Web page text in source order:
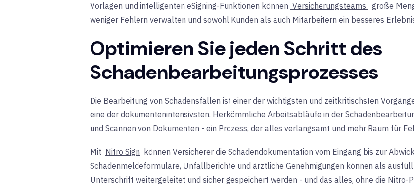
Vorlagen und intelligenten eSigning-Funktionen können Versicherungsteams
große
weniger Fehlern verwalten und sowohl Kunden als auch Mitarbeitern ein besseres
Optimieren Sie jeden Schritt des
Schadenbearbeitungsprozesses
Die Bearbeitung von Schadensfällen ist einer der wichtigsten und zeitkritischsten
eine der dokumentenintensivsten. Herkömmliche Arbeitsabläufe in der
und Scannen von Dokumenten - ein Prozess, der alles verlangsamt und mehr Raum für
Mit Nitro Sign können Versicherer die Schadendokumentation vom Eingang bis zur
Schadenmeldeformulare, Unfallberichte und ärztliche Genehmigungen können als
Unterschrift weitergeleitet und sicher gespeichert werden - und das alles, ohne die Nitro-